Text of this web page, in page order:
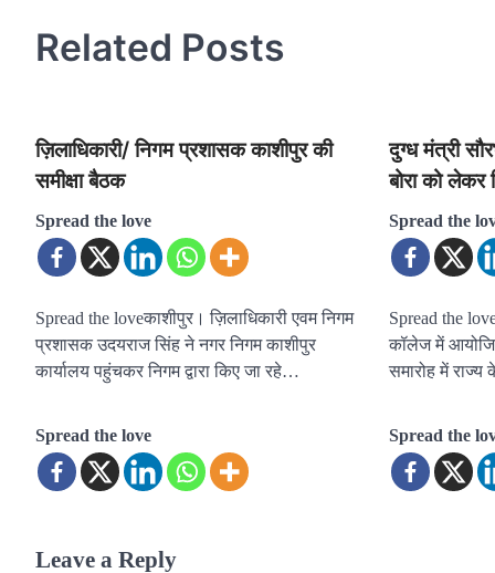
Related Posts
ज़िलाधिकारी/ निगम प्रशासक काशीपुर की
समीक्षा बैठक
Spread the love
Spread the loveकाशीपुर। ज़िलाधिकारी एवम निगम
प्रशासक उदयराज सिंह ने नगर निगम काशीपुर
कार्यालय पहुंचकर निगम द्वारा किए जा रहे…
Spread the love
दुग्ध मंत्री
बोरा को लेकर
Spread the
Spread the
कॉलेज में
समारोह में
Spread the
Leave a Reply